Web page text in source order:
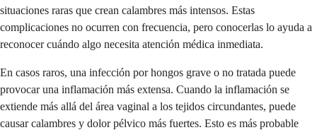
situaciones raras que crean calambres más intensos. Estas
complicaciones no ocurren con frecuencia, pero conocerlas lo ayuda a
reconocer cuándo algo necesita atención médica inmediata.
En casos raros, una infección por hongos grave o no tratada puede
provocar una inflamación más extensa. Cuando la inflamación se
extiende más allá del área vaginal a los tejidos circundantes, puede
causar calambres y dolor pélvico más fuertes. Esto es más probable